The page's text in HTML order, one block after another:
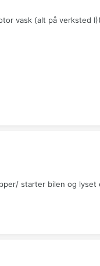
vask (alt på verksted
starter bilen og lyset